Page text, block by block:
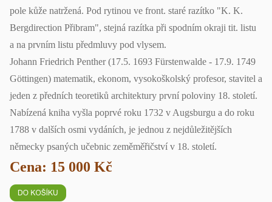
pole kůže natržená. Pod rytinou ve front. staré razítko "K. K.
Bergdirection Přibram", stejná razítka při spodním okraji tit. listu
a na prvním listu předmluvy pod vlysem.
Johann Friedrich Penther (17.5. 1693 Fürstenwalde - 17.9. 1749
Göttingen) matematik, ekonom, vysokoškolský profesor, stavitel a
jeden z předních teoretiků architektury první poloviny 18. století.
Nabízená kniha vyšla poprvé roku 1732 v Augsburgu a do roku
1788 v dalších osmi vydáních, je jednou z nejdůležitějších
německy psaných učebnic zeměměřičství v 18. století.
Cena: 15 000 Kč